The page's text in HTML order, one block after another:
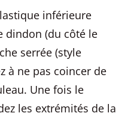
inférieure
dindon (du côté le
serrée (style
à ne pas coincer de
Une fois le
les extrémités de la